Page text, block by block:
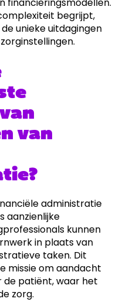
financieringsmodellen.
begrijpt,
unieke uitdagingen
van
administratie
aanzienlijke
kunnen
in plaats van
taken. Dit
missie om aandacht
patiënt, waar het
zorg.